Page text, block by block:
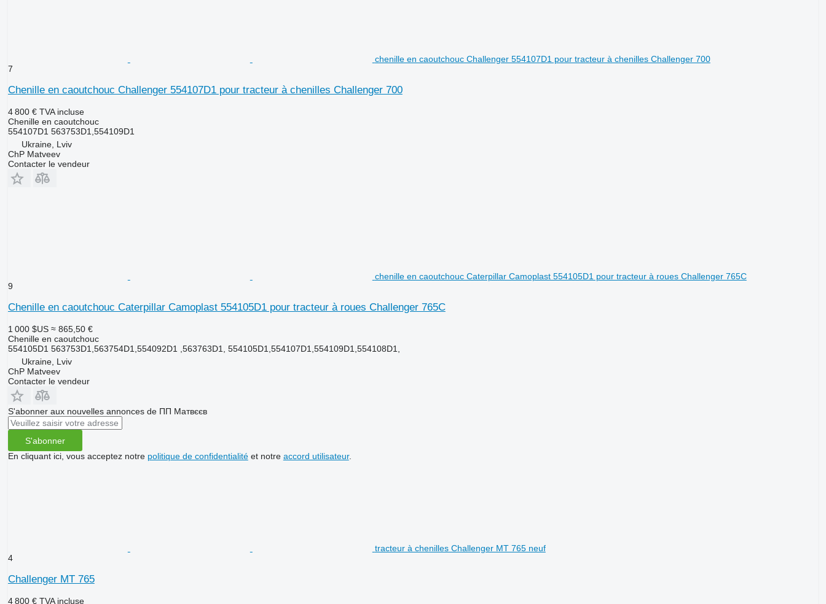
chenille en caoutchouc Challenger 554107D1 pour tracteur à chenilles Challenger 700
7
Chenille en caoutchouc Challenger 554107D1 pour tracteur à chenilles Challenger 700
4 800 € TVA incluse
Chenille en caoutchouc
554107D1 563753D1,554109D1
Ukraine, Lviv
ChP Matveev
Contacter le vendeur
chenille en caoutchouc Caterpillar Camoplast 554105D1 pour tracteur à roues Challenger 765C
9
Chenille en caoutchouc Caterpillar Camoplast 554105D1 pour tracteur à roues Challenger 765C
1 000 $US ≈ 865,50 €
Chenille en caoutchouc
554105D1 563753D1,563754D1,554092D1 ,563763D1, 554105D1,554107D1,554109D1,554108D1,
Ukraine, Lviv
ChP Matveev
Contacter le vendeur
S'abonner aux nouvelles annonces de ПП Матвєєв
S'abonner
En cliquant ici, vous acceptez notre politique de confidentialitéet notre accord utilisateur.
tracteur à chenilles Challenger MT 765 neuf
4
Challenger MT 765
4 800 € TVA incluse